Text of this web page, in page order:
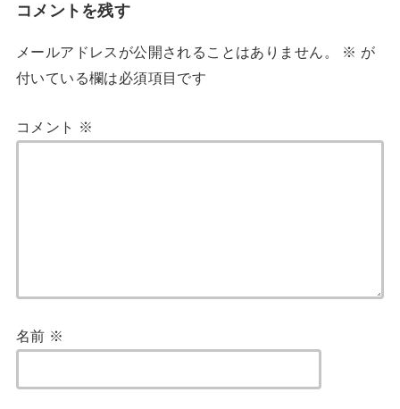
コメントを残す
メールアドレスが公開されることはありません。 ※ が
付いている欄は必須項目です
コメント ※
名前 ※